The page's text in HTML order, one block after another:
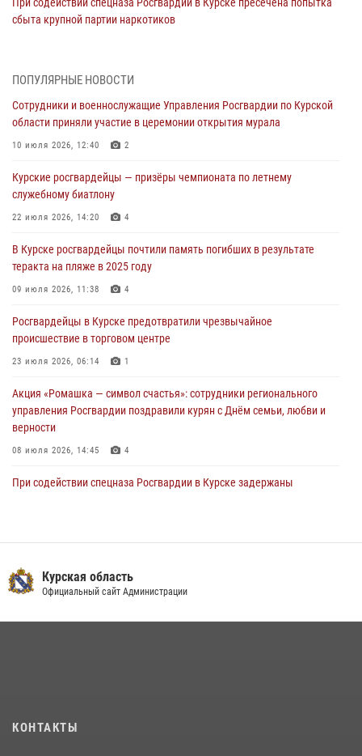
сбыта крупной партии наркотиков
За прошедшую неделю росгвардейцы Курской области проверили
04 августа 2026, 07:00
В Курской области росгвардейцы за прошедшую неделю совершили
03 августа 2026, 09:46
За прошедшую неделю росгвардейцы Курской области проверили
30 июля 2026, 07:00
Курские росгвардейцы приняли участие в благодарственном
28 июля 2026, 13:17
ПОПУЛЯРНЫЕ НОВОСТИ
Сотрудники и военнослужащие Управления Росгвардии по Курской
области приняли участие в церемонии открытия мурала
10 июля 2026, 12:40 2
Курские росгвардейцы — призёры чемпионата по летнему
служебному биатлону
22 июля 2026, 14:20 4
В Курске росгвардейцы почтили память погибших в результате
теракта на пляже в 2025 году
09 июля 2026, 11:38 4
Росгвардейцы в Курске предотвратили чрезвычайное
происшествие в торговом центре
23 июля 2026, 06:14 1
Акция «Ромашка — символ счастья»: сотрудники регионального
управления Росгвардии поздравили курян с Днём семьи, любви и
верности
08 июля 2026, 14:45 4
При содействии спецназа Росгвардии в Курске задержаны
первого этапа фотоконкурса «В объективе Росгвардия»
22 июля 2026, 12:38 2
Курская область
Официальный сайт Администрации
КОНТАКТЫ